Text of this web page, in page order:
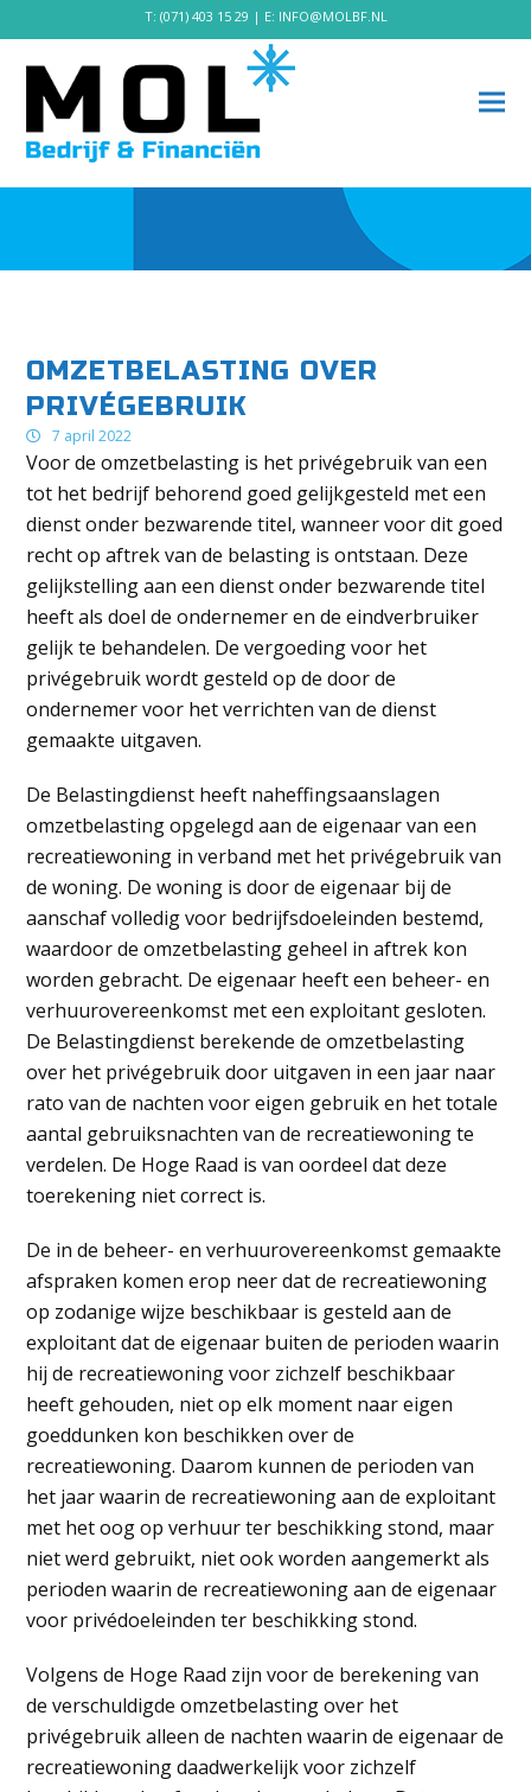
T: (071) 403 15 29 | E: INFO@MOLBF.NL
OMZETBELASTING OVER
PRIVÉGEBRUIK
7 april 2022
Voor de omzetbelasting is het privégebruik van een
tot het bedrijf behorend goed gelijkgesteld met een
dienst onder bezwarende titel, wanneer voor dit goed
recht op aftrek van de belasting is ontstaan. Deze
gelijkstelling aan een dienst onder bezwarende titel
heeft als doel de ondernemer en de eindverbruiker
gelijk te behandelen. De vergoeding voor het
privégebruik wordt gesteld op de door de
ondernemer voor het verrichten van de dienst
gemaakte uitgaven.
De Belastingdienst heeft naheffingsaanslagen
omzetbelasting opgelegd aan de eigenaar van een
recreatiewoning in verband met het privégebruik van
de woning. De woning is door de eigenaar bij de
aanschaf volledig voor bedrijfsdoeleinden bestemd,
waardoor de omzetbelasting geheel in aftrek kon
worden gebracht. De eigenaar heeft een beheer- en
verhuurovereenkomst met een exploitant gesloten.
De Belastingdienst berekende de omzetbelasting
over het privégebruik door uitgaven in een jaar naar
rato van de nachten voor eigen gebruik en het totale
aantal gebruiksnachten van de recreatiewoning te
verdelen. De Hoge Raad is van oordeel dat deze
toerekening niet correct is.
De in de beheer- en verhuurovereenkomst gemaakte
afspraken komen erop neer dat de recreatiewoning
op zodanige wijze beschikbaar is gesteld aan de
exploitant dat de eigenaar buiten de perioden waarin
hij de recreatiewoning voor zichzelf beschikbaar
heeft gehouden, niet op elk moment naar eigen
goeddunken kon beschikken over de
recreatiewoning. Daarom kunnen de perioden van
het jaar waarin de recreatiewoning aan de exploitant
met het oog op verhuur ter beschikking stond, maar
niet werd gebruikt, niet ook worden aangemerkt als
perioden waarin de recreatiewoning aan de eigenaar
voor privédoeleinden ter beschikking stond.
Volgens de Hoge Raad zijn voor de berekening van
de verschuldigde omzetbelasting over het
privégebruik alleen de nachten waarin de eigenaar de
recreatiewoning daadwerkelijk voor zichzelf